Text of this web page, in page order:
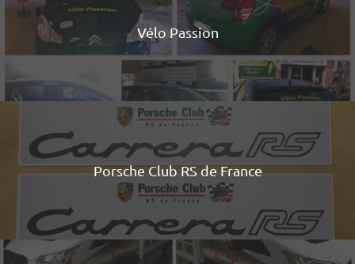
Vélo Passion
Porsche Club RS de France